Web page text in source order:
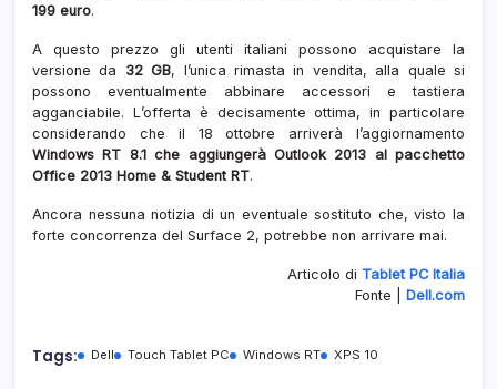
199 euro.
A questo prezzo gli utenti italiani possono acquistare la
versione da 32 GB, l’unica rimasta in vendita, alla quale si
possono eventualmente abbinare accessori e tastiera
agganciabile. L’offerta è decisamente ottima, in particolare
considerando che il 18 ottobre arriverà l’aggiornamento
Windows RT 8.1 che aggiungerà Outlook 2013 al pacchetto
Office 2013 Home & Student RT.
Ancora nessuna notizia di un eventuale sostituto che, visto la
forte concorrenza del Surface 2, potrebbe non arrivare mai.
Articolo di Tablet PC Italia
Fonte | Dell.com
Tags: Dell Touch Tablet PC Windows RT XPS 10